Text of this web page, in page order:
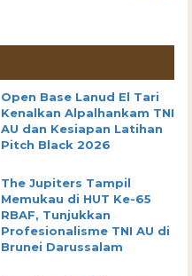
Open Base Lanud El Tari
Kenalkan Alpalhankam TNI
AU dan Kesiapan Latihan
Pitch Black 2026
The Jupiters Tampil
Memukau di HUT Ke-65
RBAF, Tunjukkan
Profesionalisme TNI AU di
Brunei Darussalam